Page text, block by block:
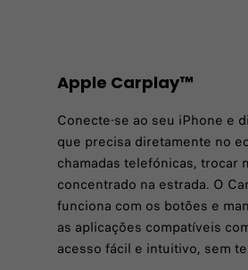
Apple Carplay™
Conecte-se ao seu iPhone e
que precisa diretamente no
chamadas telefónicas, trocar
concentrado na estrada. O
funciona com os botões e
as aplicações compatíveis
acesso fácil e intuitivo, sem